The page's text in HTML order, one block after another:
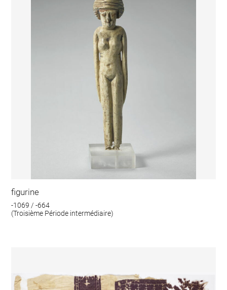
figurine
-1069 / -664
(Troisième Période intermédiaire)